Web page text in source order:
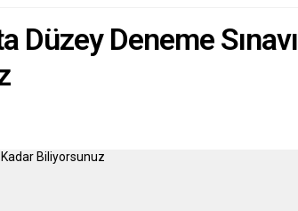
Düzey Deneme Sınavı